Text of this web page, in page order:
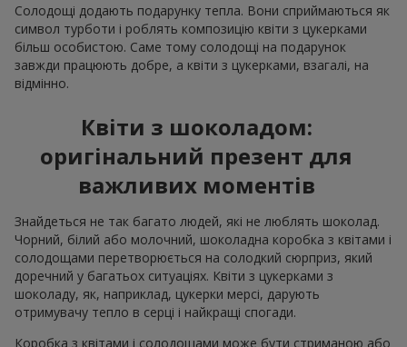
Солодощі додають подарунку тепла. Вони сприймаються як
символ турботи і роблять композицію квіти з цукерками
більш особистою. Саме тому солодощі на подарунок
завжди працюють добре, а квіти з цукерками, взагалі, на
відмінно.
Квіти з шоколадом:
оригінальний презент для
важливих моментів
Знайдеться не так багато людей, які не люблять шоколад.
Чорний, білий або молочний, шоколадна коробка з квітами і
солодощами перетворюється на солодкий сюрприз, який
доречний у багатьох ситуаціях. Квіти з цукерками з
шоколаду, як, наприклад, цукерки мерсі, дарують
отримувачу тепло в серці і найкращі спогади.
Коробка з квітами і солодощами може бути стриманою або